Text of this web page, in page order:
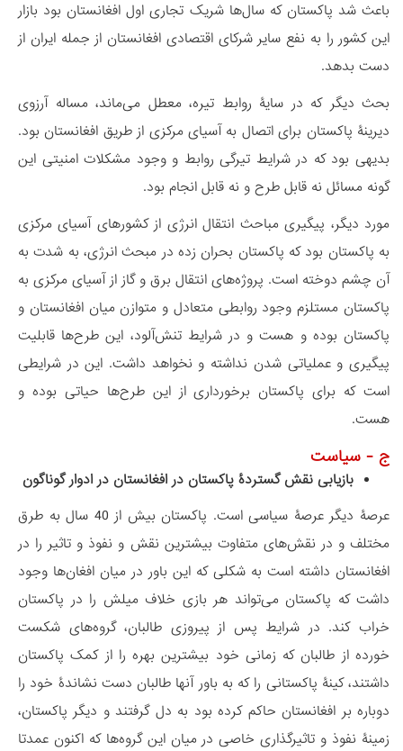
باعث شد پاکستان که سال‌ها شریک تجاری اول افغانستان بود بازار
این کشور را به نفع سایر شرکای اقتصادی افغانستان از جمله ایران از
دست بدهد.
بحث دیگر که در سایۀ روابط تیره، معطل می‌ماند، مساله آرزوی
دیرینۀ پاکستان برای اتصال به آسیای مرکزی از طریق افغانستان بود.
بدیهی بود که در شرایط تیرگی روابط و وجود مشکلات امنیتی این
گونه مسائل نه قابل طرح و نه قابل انجام بود.
مورد دیگر، پیگیری مباحث انتقال انرژی از کشورهای آسیای مرکزی
به پاکستان بود که پاکستان بحران زده در مبحث انرژی، به شدت به
آن چشم دوخته است. پروژه‌های انتقال برق و گاز از آسیای مرکزی به
پاکستان مستلزم وجود روابطی متعادل و متوازن میان افغانستان و
پاکستان بوده و هست و در شرایط تنش‌آلود، این طرح‌ها قابلیت
پیگیری و عملیاتی شدن نداشته و نخواهد داشت. این در شرایطی
است که برای پاکستان برخورداری از این طرح‌ها حیاتی بوده و
هست.
ج - سیاست
بازیابی نقش گستردۀ پاکستان در افغانستان در ادوار گوناگون
عرصۀ دیگر عرصۀ سیاسی است. پاکستان بیش از 40 سال به طرق
مختلف و در نقش‎‌های متفاوت بیشترین نقش و نفوذ و تاثیر را در
افغانستان داشته است به شکلی که این باور در میان افغان‌ها وجود
داشت که پاکستان می‌تواند هر بازی خلاف میلش را در پاکستان
خراب کند. در شرایط پس از پیروزی طالبان، گروه‌های شکست
خورده از طالبان که زمانی خود بیشترین بهره را از کمک پاکستان
داشتند، کینۀ پاکستانی را که به باور آنها طالبان دست نشاندۀ خود را
دوباره بر افغانستان حاکم کرده بود به دل گرفتند و دیگر پاکستان،
زمینۀ نفوذ و تاثیرگذاری خاصی در میان این گروه‌ها که اکنون عمدتا